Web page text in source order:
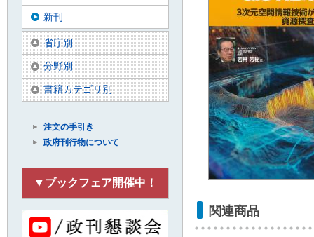
関連商品
新刊
省庁別
分野別
書籍カテゴリ別
注文の手引き
政府刊行物について
▼ブックフェア開催中！